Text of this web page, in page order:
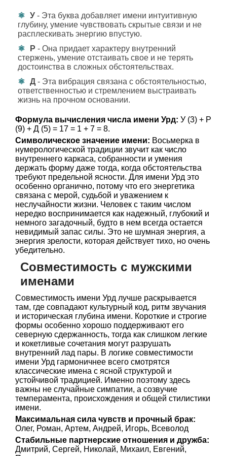
У - Эта буква добавляет имени интуитивную
глубину, умение чувствовать скрытые связи и не
расплескивать энергию впустую.
Р - Она придает характеру внутренний
стержень, умение отстаивать свое и не терять
достоинства в сложных обстоятельствах.
Д - Эта вибрация связана с обстоятельностью,
ответственностью и стремлением выстраивать
жизнь на прочном основании.
Формула вычисления числа имени Урд: У (3) + Р
(9) + Д (5) = 17 = 1 + 7 = 8.
Символическое значение имени: Восьмерка в
нумерологической традиции звучит как число
внутреннего каркаса, собранности и умения
держать форму даже тогда, когда обстоятельства
требуют предельной ясности. Для имени Урд это
особенно органично, потому что его энергетика
связана с мерой, судьбой и уважением к
неслучайности жизни. Человек с таким числом
нередко воспринимается как надежный, глубокий и
немного загадочный, будто в нем всегда остается
невидимый запас силы. Это не шумная энергия, а
энергия зрелости, которая действует тихо, но очень
убедительно.
Совместимость с мужскими
именами
Совместимость имени Урд лучше раскрывается
там, где совпадают культурный код, ритм звучания
и историческая глубина имени. Короткие и строгие
формы особенно хорошо поддерживают его
северную сдержанность, тогда как слишком легкие
и кокетливые сочетания могут разрушать
внутренний лад пары. В логике совместимости
имени Урд гармоничнее всего смотрятся
классические имена с ясной структурой и
устойчивой традицией. Именно поэтому здесь
важны не случайные симпатии, а созвучие
темперамента, происхождения и общей стилистики
имени.
Максимальная сила чувств и прочный брак:
Олег, Роман, Артем, Андрей, Игорь, Всеволод
Стабильные партнерские отношения и дружба:
Дмитрий, Сергей, Николай, Михаил, Евгений,